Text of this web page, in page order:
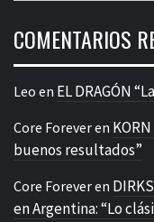
COMENTARIOS
Leo en EL DRAGÓN
Core Foreveren
buenos resultados”
Core Foreveren
en Argentina: “Lo